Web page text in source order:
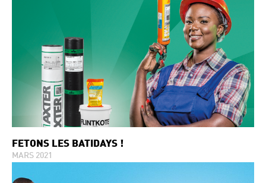
FÊTONS LES BATIDAYS !
MARS 2021